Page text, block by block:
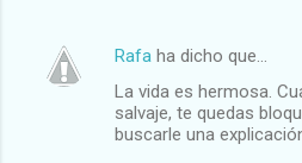
Rafa ha dicho que…
La vida es hermosa.
salvaje, te quedas
buscarle una